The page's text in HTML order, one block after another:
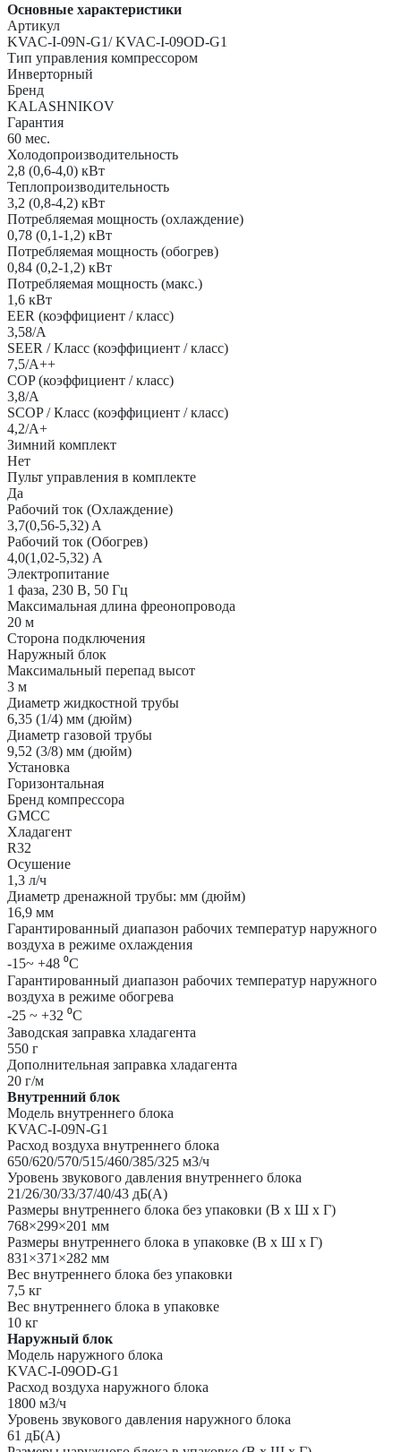
KALASHNIKOV
“Серия
ГАЛС"
KVAC-
I-
09N-
G1/KVAC-
I-
09OD-
G1
Основные характеристики
Артикул
KVAC-I-09N-G1/ KVAC-I-09OD-G1
Тип управления компрессором
Инверторный
Бренд
KALASHNIKOV
Гарантия
60 мес.
Холодопроизводительность
2,8 (0,6-4,0) кВт
Теплопроизводительность
3,2 (0,8-4,2) кВт
Потребляемая мощность (охлаждение)
0,78 (0,1-1,2) кВт
Потребляемая мощность (обогрев)
0,84 (0,2-1,2) кВт
Потребляемая мощность (макс.)
1,6 кВт
EER (коэффициент / класс)
3,58/A
SEER / Класс (коэффициент / класс)
7,5/A++
COP (коэффициент / класс)
3,8/A
SCOP / Класс (коэффициент / класс)
4,2/A+
Зимний комплект
Нет
Пульт управления в комплекте
Да
Рабочий ток (Охлаждение)
3,7(0,56-5,32) A
Рабочий ток (Обогрев)
4,0(1,02-5,32) А
Электропитание
1 фаза, 230 В, 50 Гц
Максимальная длина фреонопровода
20 м
Сторона подключения
Наружный блок
Максимальный перепад высот
3 м
Диаметр жидкостной трубы
6,35 (1/4) мм (дюйм)
Диаметр газовой трубы
9,52 (3/8) мм (дюйм)
Установка
Горизонтальная
Бренд компрессора
GMCC
Хладагент
R32
Осушение
1,3 л/ч
Диаметр дренажной трубы: мм (дюйм)
16,9 мм
Гарантированный диапазон рабочих температур наружного
воздуха в режиме охлаждения
-15~ +48 ⁰С
Гарантированный диапазон рабочих температур наружного
воздуха в режиме обогрева
-25 ~ +32 ⁰С
Заводская заправка хладагента
550 г
Дополнительная заправка хладагента
20 г/м
Внутренний блок
Модель внутреннего блока
KVAC-I-09N-G1
Расход воздуха внутреннего блока
650/620/570/515/460/385/325 м3/ч
Уровень звукового давления внутреннего блока
21/26/30/33/37/40/43 дБ(А)
Размеры внутреннего блока без упаковки (В х Ш х Г)
768×299×201 мм
Размеры внутреннего блока в упаковке (В х Ш х Г)
831×371×282 мм
Вес внутреннего блока без упаковки
7,5 кг
Вес внутреннего блока в упаковке
10 кг
Наружный блок
Модель наружного блока
KVAC-I-09OD-G1
Расход воздуха наружного блока
1800 м3/ч
Уровень звукового давления наружного блока
61 дБ(А)